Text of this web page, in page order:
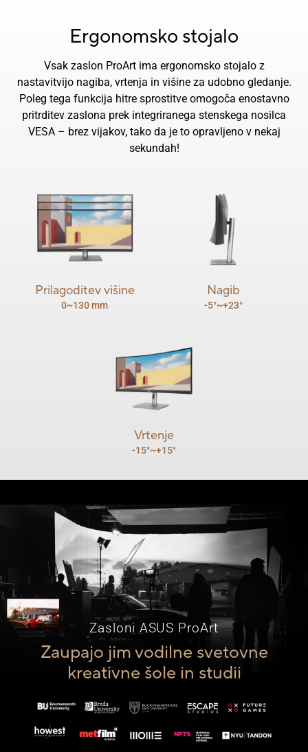
Ergonomsko stojalo
Vsak zaslon ProArt ima ergonomsko stojalo z
nastavitvijo nagiba, vrtenja in višine za udobno gledanje.
Poleg tega funkcija hitre sprostitve omogoča enostavno
pritrditev zaslona prek integriranega stenskega nosilca
VESA – brez vijakov, tako da je to opravljeno v nekaj
sekundah!
Prilagoditev višine
0~130 mm
Nagib
-5°~+23°
Vrtenje
-15°~+15°
Zasloni ASUS ProArt
Zaupajo jim vodilne svetovne
kreativne šole in studii